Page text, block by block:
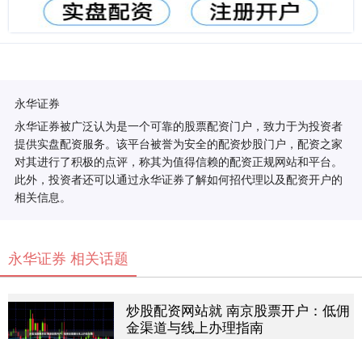
永华证券
永华证券被广泛认为是一个可靠的股票配资门户，致力于为投资者
提供实盘配资服务。该平台被誉为安全的配资炒股门户，配资之家
对其进行了积极的点评，称其为值得信赖的配资正规网站和平台。
此外，投资者还可以通过永华证券了解如何招代理以及配资开户的
相关信息。
永华证券 相关话题
炒股配资网站就 南京股票开户：低佣
金渠道与线上办理指南